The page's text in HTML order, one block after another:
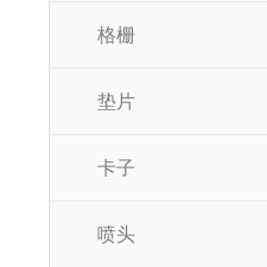
格栅
垫片
卡子
喷头